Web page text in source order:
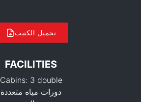
تحميل الكتيب
FACILITIES
Cabins: 3 double
دورات مياه متعددة